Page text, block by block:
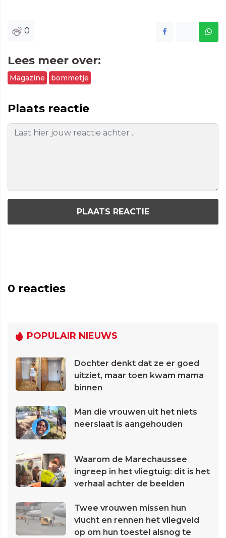
0
Lees meer over:
Magazine bommetje
Plaats reactie
PLAATS REACTIE
0 reacties
POPULAIR NIEUWS
Dochter denkt dat ze er goed
uitziet, maar toen kwam mama
binnen
Man die vrouwen uit het niets
neerslaat is aangehouden
Waarom de Marechaussee
ingreep in het vliegtuig: dit is het
verhaal achter de beelden
Twee vrouwen missen hun
vlucht en rennen het vliegveld
op om hun toestel alsnog te